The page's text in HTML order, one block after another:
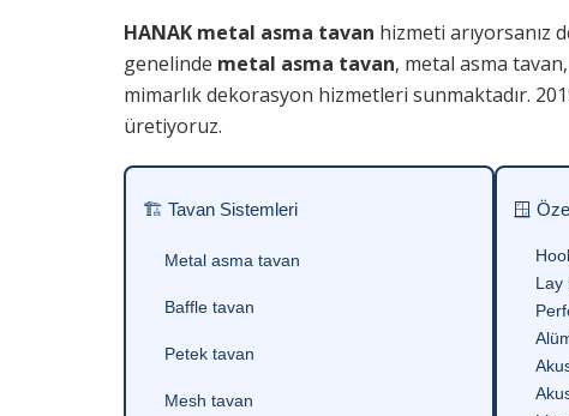
HANAK metal asma tavan hizmeti arıyorsanız
genelinde metal asma tavan, metal asma
mimarlık dekorasyon hizmetleri sunmaktadır.
üretiyoruz.
🏗 Tavan Sistemleri
Metal asma tavan
Baffle tavan
Petek tavan
Mesh tavan
🪟
Lay